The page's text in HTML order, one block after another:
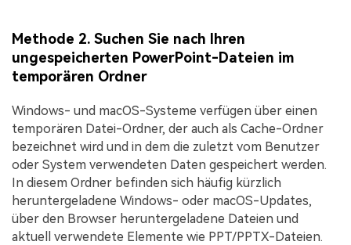
Methode 2. Suchen Sie nach Ihren
ungespeicherten PowerPoint-Dateien im
temporären Ordner
Windows- und macOS-Systeme verfügen über einen
temporären Datei-Ordner, der auch als Cache-Ordner
bezeichnet wird und in dem die zuletzt vom Benutzer
oder System verwendeten Daten gespeichert werden.
In diesem Ordner befinden sich häufig kürzlich
heruntergeladene Windows- oder macOS-Updates,
über den Browser heruntergeladene Dateien und
aktuell verwendete Elemente wie PPT/PPTX-Dateien.